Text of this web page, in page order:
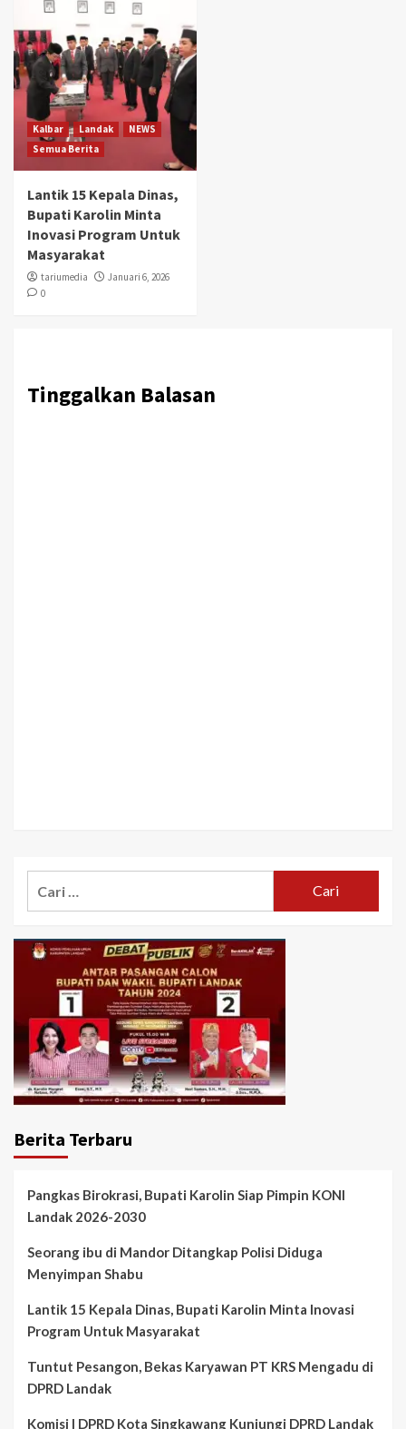
Kalbar Landak
NEWS
Semua Berita
Lantik 15 Kepala Dinas,
Bupati Karolin Minta
Inovasi Program Untuk
Masyarakat
tariumedia
Januari 6, 2026
0
Tinggalkan Balasan
Berita Terbaru
Pangkas Birokrasi, Bupati Karolin Siap Pimpin KONI
Landak 2026-2030
Seorang ibu di Mandor Ditangkap Polisi Diduga
Menyimpan Shabu
Lantik 15 Kepala Dinas, Bupati Karolin Minta Inovasi
Program Untuk Masyarakat
Tuntut Pesangon, Bekas Karyawan PT KRS Mengadu di
DPRD Landak
Komisi I DPRD Kota Singkawang Kunjungi DPRD Landak